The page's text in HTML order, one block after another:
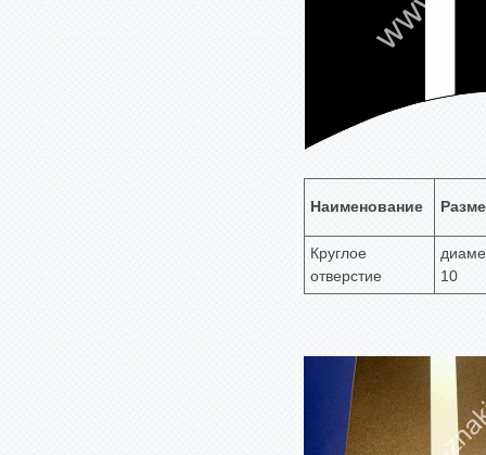
Наименование
Круглое
отверстие
10